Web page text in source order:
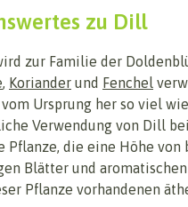
zu Dill
zur Familie der
, Koriander und Fenchel
Ursprung her so viel
Verwendung von Dill
Pflanze, die eine Höhe von
Blätter und
Pflanze vorhandenen